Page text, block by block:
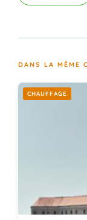
DANS LA MÊME
CHAUFFAGE